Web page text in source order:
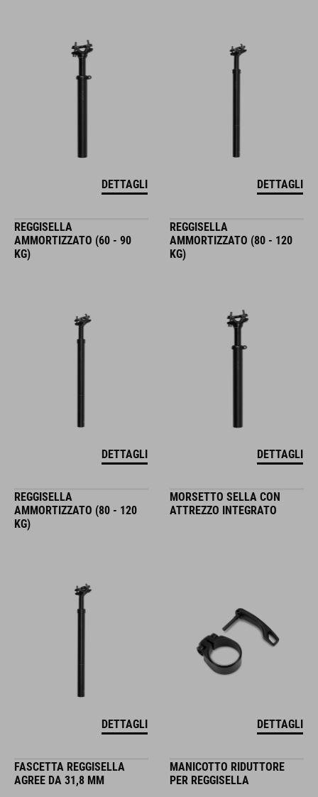
DETTAGLI DETTAGLI
REGGISELLA
AMMORTIZZATO (60 - 90
KG)
DETTAGLI
REGGISELLA
AMMORTIZZATO (80 - 120
KG)
DETTAGLI
REGGISELLA
AMMORTIZZATO (80 - 120
KG)
DETTAGLI
MORSETTO SELLA CON
ATTREZZO INTEGRATO
DETTAGLI
FASCETTA REGGISELLA
AGREE DA 31,8 MM
MANICOTTO RIDUTTORE
PER REGGISELLA